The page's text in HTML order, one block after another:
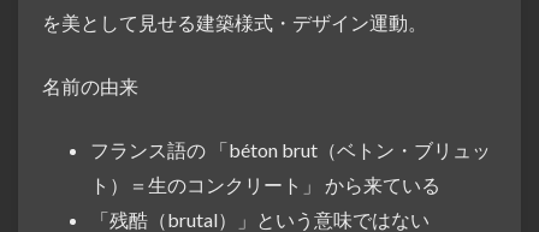
を美として見せる建築様式・デザイン運動。
名前の由来
フランス語の 「béton brut（ベトン・ブリュッ
ト）＝生のコンクリート」 から来ている
「残酷（brutal）」という意味ではない